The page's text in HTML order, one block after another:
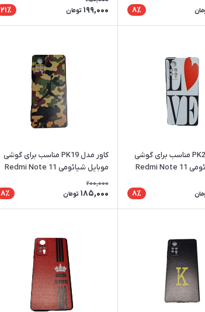
8٪ 199,000 تومان 21٪
کاور مدل PK20 مناسب برای گوشی
موبایل شیائومی Redmi Note 11
8٪
کاور مدل PK19 مناسب برای گوشی
موبایل شیائومی Redmi Note 11
Pro 4G / 5G
200,000
185,000 تومان 8٪